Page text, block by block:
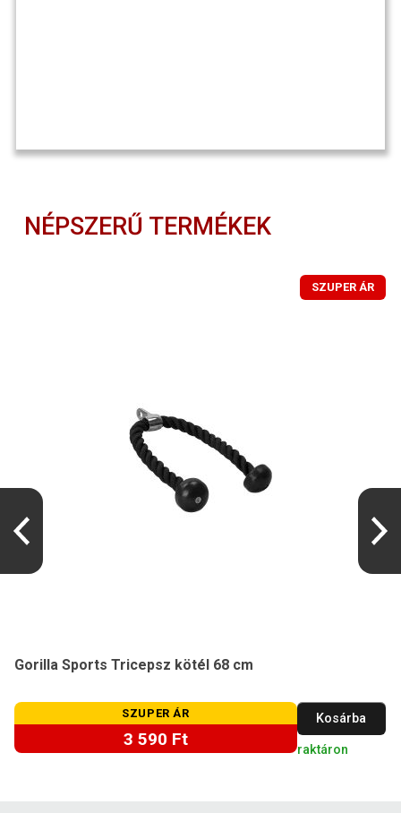
NÉPSZERŰ TERMÉKEK
SZUPER ÁR
Gorilla Sports Tricepsz kötél 68 cm
SZUPER ÁR
3 590 Ft
Kosárba
raktáron